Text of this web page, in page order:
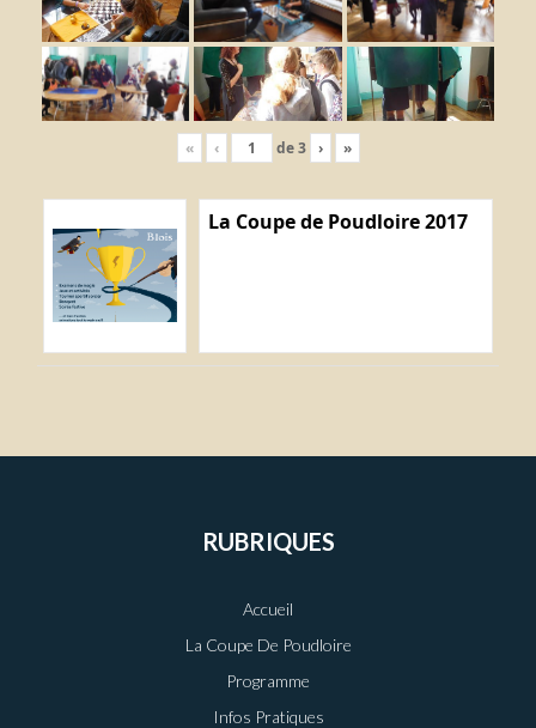
« ‹ de3 › »
La Coupe de Poudloire 2017
RUBRIQUES
Accueil
La Coupe De Poudloire
Programme
Infos Pratiques